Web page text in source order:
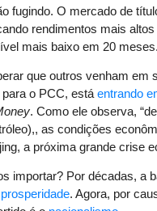
fugindo. O mercado de
rendimentos mais
mais baixo em 20 meses.
que outros venham
o PCC, está entrando
. Como ele observa,
as condições
a próxima grande crise
importar? Por décadas, a
. Agora, por